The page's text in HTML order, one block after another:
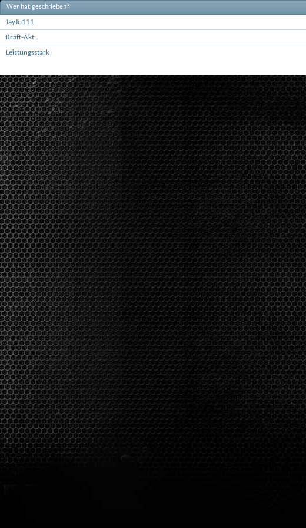
Wer hat geschrieben?
JayJo111
Kraft-Akt
Leistungsstark